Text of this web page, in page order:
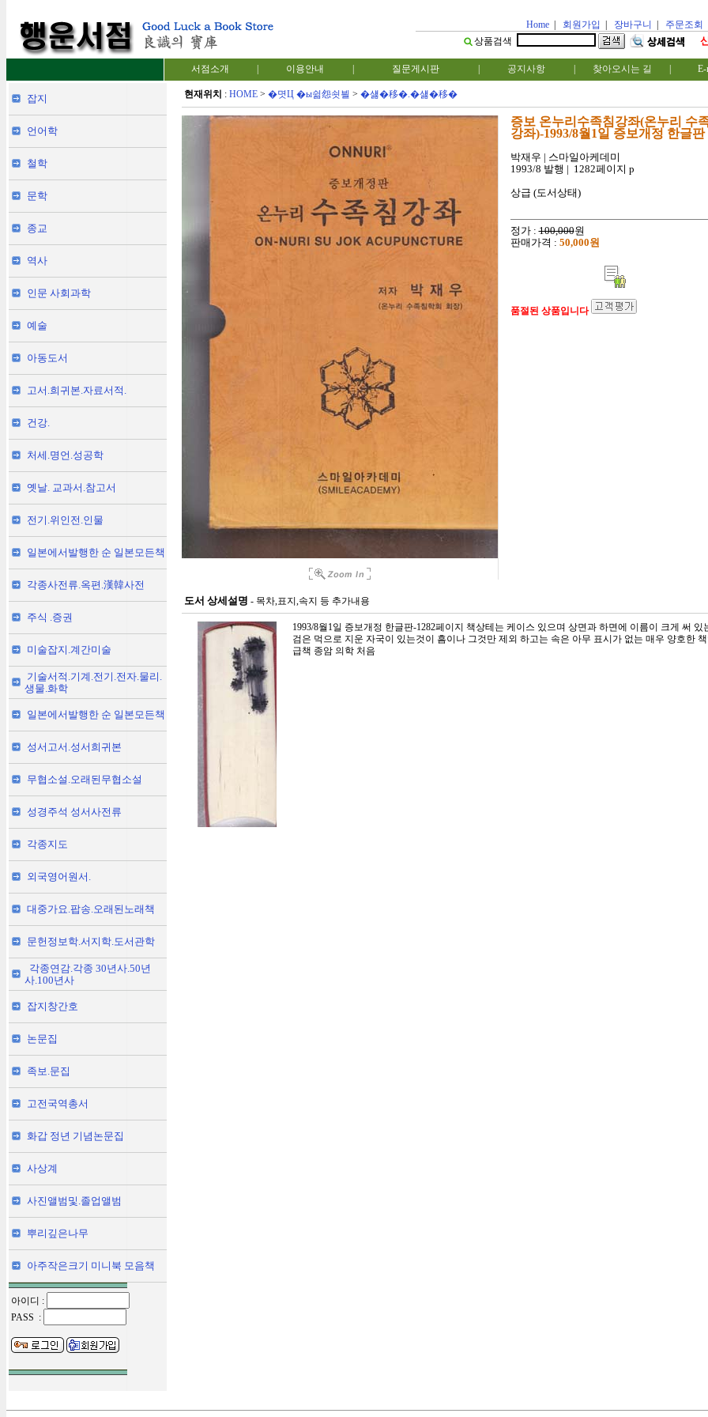
Home 회원가입 장바구니 주문조회
상품검색
서점소개 이용안내 질문게시판 공지사항 찾아오시는 길
잡지
언어학
철학
문학
종교
역사
인문 사회과학
예술
아동도서
고서.희귀본.자료서적.
건강.
처세.명언.성공학
옛날. 교과서.참고서
전기.위인전.인물
일본에서발행한 순 일본모든책
각종사전류.옥편.漢韓사전
주식 .증권
미술잡지.계간미술
기술서적.기계.전기.전자.물리.
생물.화학
일본에서발행한 순 일본모든책
성서고서.성서희귀본
무협소설.오래된무협소설
성경주석 성서사전류
각종지도
외국영어원서.
대중가요.팝송.오래된노래책
문헌정보학.서지학.도서관학
각종연감.각종 30년사.50년
사.100년사
잡지창간호
논문집
족보.문집
고전국역총서
화갑 정년 기념논문집
사상계
사진앨범및.졸업앨범
뿌리깊은나무
아주작은크기 미니북 모음책
아이디 :
PASS :
현재위치 : HOME> �몃Ц �ы쉶怨쇳븰 > �섏�移�.�섏�移�
증보 온누리수족침강좌(온누리 수
강좌)-1993/8월1일 증보개정 한글판
박재우 | 스마일아케데미
1993/8 발행 | 1282페이지 p
상급 (도서상태)
정가 :100,000원
판매가격 : 50,000원
품절된 상품입니다
도서 상세설명 - 목차,표지,속지 등 추가내용
1993/8월1일 증보개정 한글판-1282페이지 책상테는 케이스 있으며 상면과 하면에 이름이 크게 써 있
검은 먹으로 지운 자국이 있는것이 흠이나 그것만 제외 하고는 속은 아무 표시가 없는 매우 양호한
급책 종암 의학 처음